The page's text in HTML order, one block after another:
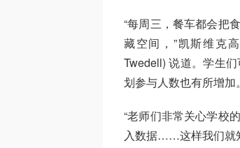
“每周三，餐车都会把
藏空间，”凯斯维克
Twedell) 说道。学生
划参与人数也有所增加。
“老师们非常关心学校
入数据……这样我们就